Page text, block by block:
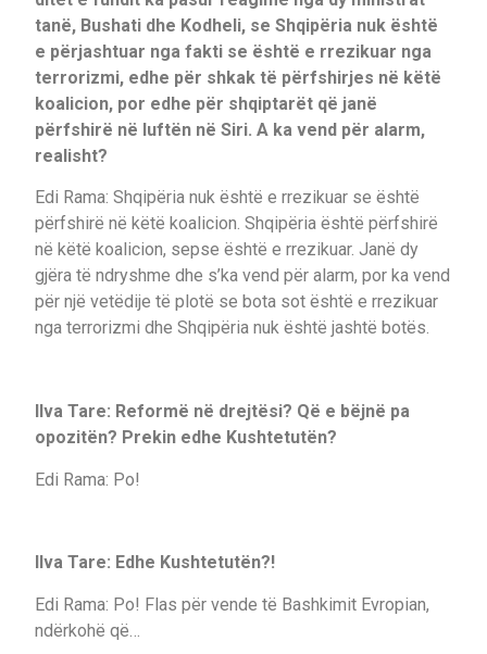
tanë, Bushati dhe Kodheli, se Shqipëria nuk është
e përjashtuar nga fakti se është e rrezikuar nga
terrorizmi, edhe për shkak të përfshirjes në këtë
koalicion, por edhe për shqiptarët që janë
përfshirë në luftën në Siri. A ka vend për alarm,
realisht?
Edi Rama: Shqipëria nuk është e rrezikuar se është
përfshirë në këtë koalicion. Shqipëria është përfshirë
në këtë koalicion, sepse është e rrezikuar. Janë dy
gjëra të ndryshme dhe s’ka vend për alarm, por ka vend
për një vetëdije të plotë se bota sot është e rrezikuar
nga terrorizmi dhe Shqipëria nuk është jashtë botës.
Ilva Tare: Reformë në drejtësi? Që e bëjnë pa
opozitën? Prekin edhe Kushtetutën?
Edi Rama: Po!
Ilva Tare: Edhe Kushtetutën?!
Edi Rama: Po! Flas për vende të Bashkimit Evropian,
ndërkohë që…